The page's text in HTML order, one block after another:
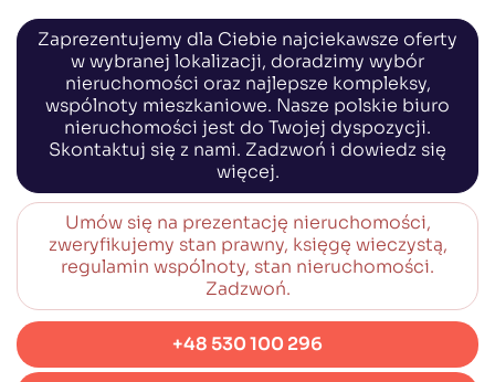
Zaprezentujemy dla Ciebie najciekawsze oferty
w wybranej lokalizacji, doradzimy wybór
nieruchomości oraz najlepsze kompleksy,
wspólnoty mieszkaniowe. Nasze polskie biuro
nieruchomości jest do Twojej dyspozycji.
Skontaktuj się z nami. Zadzwoń i dowiedz się
więcej.
Umów się na prezentację nieruchomości,
zweryfikujemy stan prawny, księgę wieczystą,
regulamin wspólnoty, stan nieruchomości.
Zadzwoń.
+48 530 100 296